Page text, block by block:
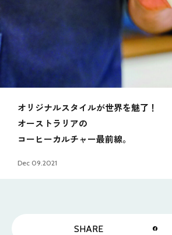
オリジナルスタイルが世界を魅了！
オーストラリアの
コーヒーカルチャー最前線。
Dec 09.2021
SHARE